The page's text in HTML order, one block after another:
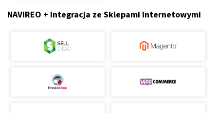
NAVIREO + Integracja ze Sklepami Internetowymi